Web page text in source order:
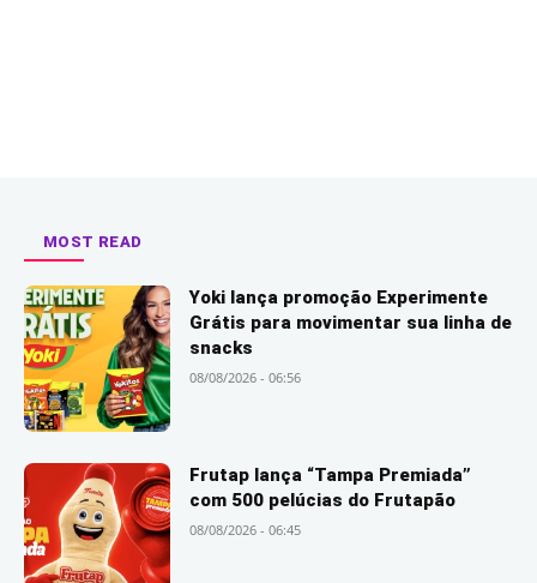
MOST READ
Yoki lança promoção Experimente
Grátis para movimentar sua linha de
snacks
08/08/2026 - 06:56
Frutap lança “Tampa Premiada”
com 500 pelúcias do Frutapão
08/08/2026 - 06:45